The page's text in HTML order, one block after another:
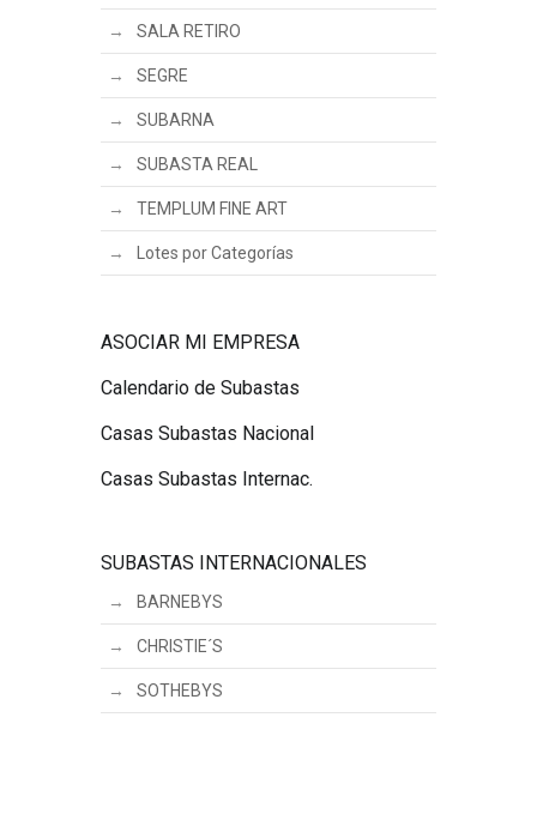
SALA RETIRO
SEGRE
SUBARNA
SUBASTA REAL
TEMPLUM FINE ART
Lotes por Categorías
ASOCIAR MI EMPRESA
Calendario de Subastas
Casas Subastas Nacional
Casas Subastas Internac.
SUBASTAS INTERNACIONALES
BARNEBYS
CHRISTIE´S
SOTHEBYS